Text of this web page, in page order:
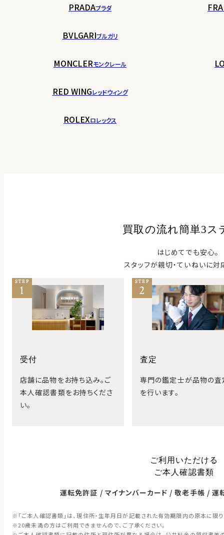
PRADAプラダ
BVLGARIブルガリ
MONCLERモンクレール
RED WINGレッドウィング
ROLEXロレックス
買取の流れ簡単3ス
はじめてでも安心。
スタッフが親切・ていねいに対
STEP
1
受付
店舗に品物をお持ち込み。ご
本人確認書類をお持ちくださ
い。
STEP
2
査定
専門の鑑定士が品物の査
を行います。
ご利用いただける
ご本人確認書類
運転免許証 マイナンバーカード 敬老手帳 運
「ご本人確認書類」は、現住所・生年月日が記載された有効期限内の原本に限り
20歳未満の方はご利用できませんので、ご了承ください。